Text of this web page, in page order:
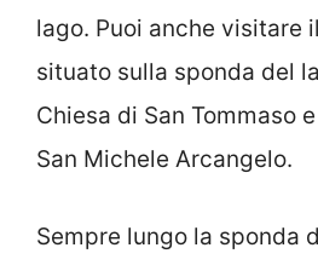
lago. Puoi anche visitare
situato sulla sponda del
Chiesa di San Tommaso
San Michele Arcangelo.
Sempre lungo la sponda